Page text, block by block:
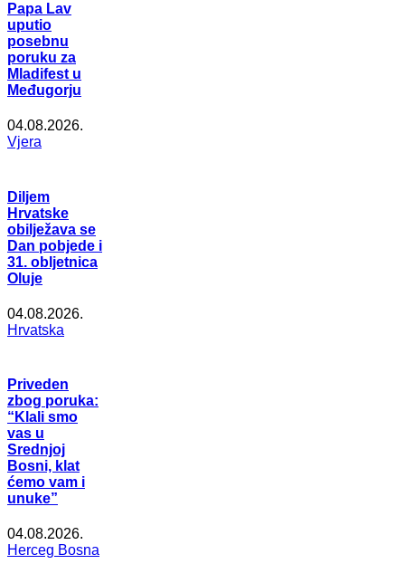
Papa Lav
uputio
posebnu
poruku za
Mladifest u
Međugorju
04.08.2026.
Vjera
Diljem
Hrvatske
obilježava se
Dan pobjede i
31. obljetnica
Oluje
04.08.2026.
Hrvatska
Priveden
zbog poruka:
“Klali smo
vas u
Srednjoj
Bosni, klat
ćemo vam i
unuke”
04.08.2026.
Herceg Bosna